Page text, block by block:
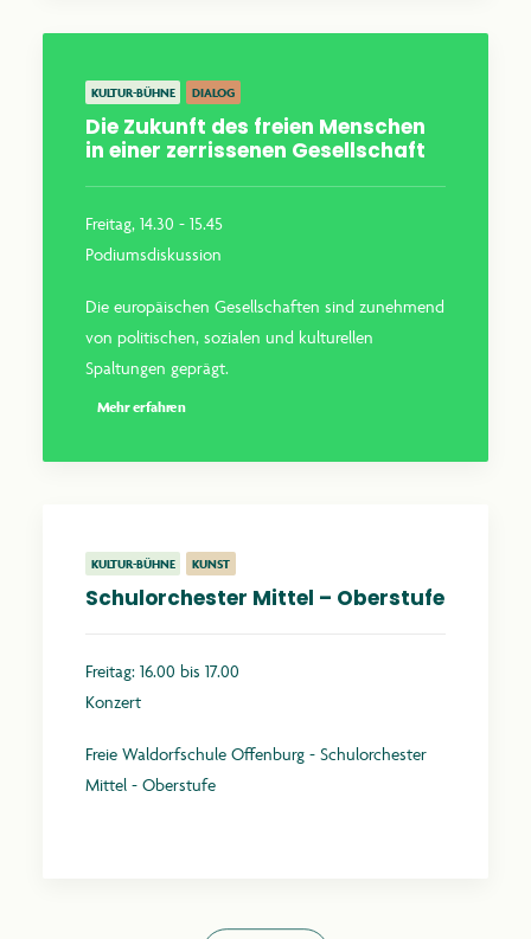
KULTUR-BÜHNE DIALOG
Die Zukunft des freien Menschen
in einer zerrissenen Gesellschaft
Freitag, 14.30 - 15.45
Podiumsdiskussion
Die europäischen Gesellschaften sind zunehmend
von politischen, sozialen und kulturellen
Spaltungen geprägt.
Mehr erfahren
KULTUR-BÜHNE KUNST
Schulorchester Mittel – Oberstufe
Freitag: 16.00 bis 17.00
Konzert
Freie Waldorfschule Offenburg - Schulorchester
Mittel - Oberstufe